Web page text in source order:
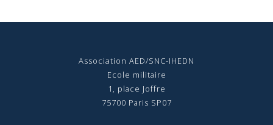
Association AED/SNC-IHEDN
Ecole militaire
1, place Joffre
75700 Paris SP07